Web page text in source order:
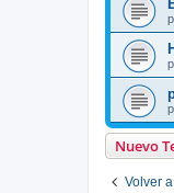
Nuevo
Volver